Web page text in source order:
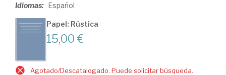
Idiomas: Español
Papel: Rústica
15,00 €
Agotado/Descatalogado. Puede solicitar búsqueda.